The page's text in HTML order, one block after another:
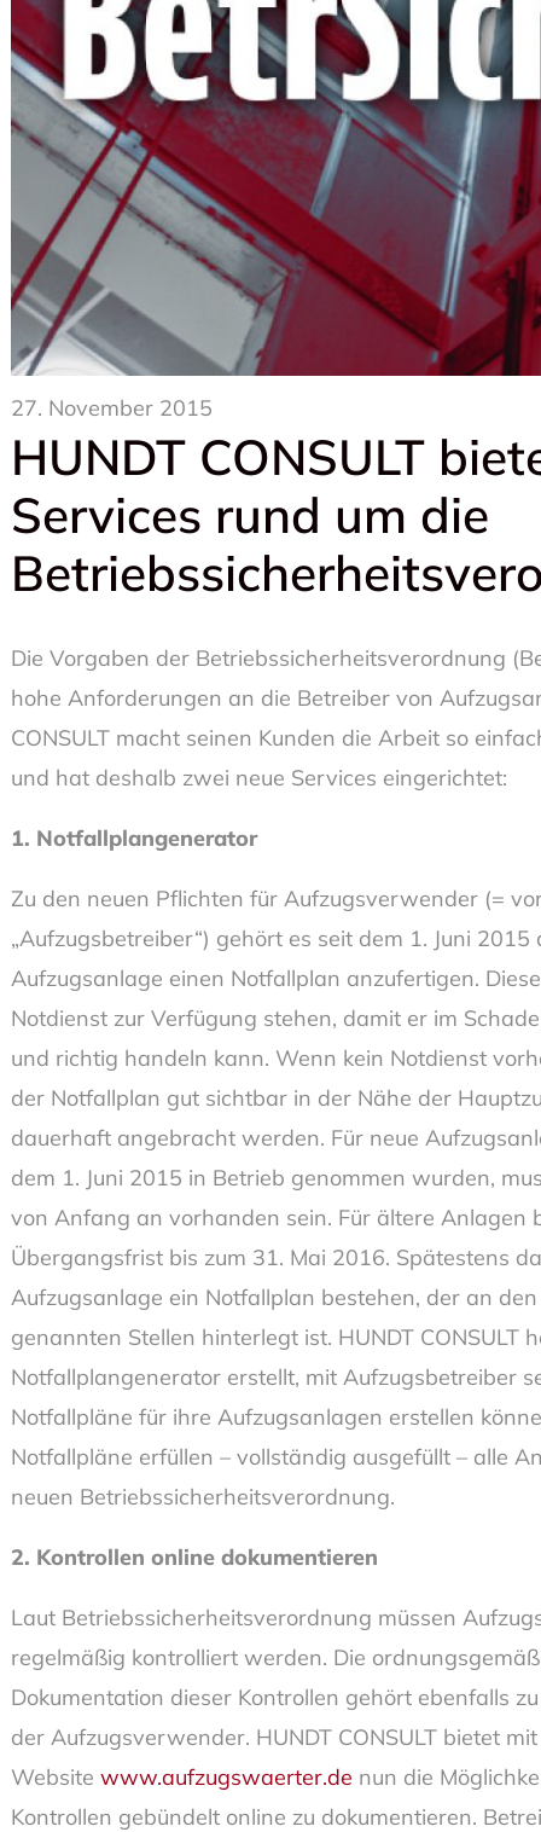
27. November 2015
HUNDT CONSULT
Services rund um die
Die Vorgaben der Betriebssicherheitsverordnung
hohe Anforderungen an die Betreiber von
CONSULT macht seinen Kunden die Arbeit so
und hat deshalb zwei neue Services eingerichtet:
1. Notfallplangenerator
Zu den neuen Pflichten für Aufzugsverwender (=
„Aufzugsbetreiber“) gehört es seit dem 1. Juni 2015
Aufzugsanlage einen Notfallplan anzufertigen.
Notdienst zur Verfügung stehen, damit er im
und richtig handeln kann. Wenn kein Notdienst
der Notfallplan gut sichtbar in der Nähe der
dauerhaft angebracht werden. Für neue
dem 1. Juni 2015 in Betrieb genommen wurden,
von Anfang an vorhanden sein. Für ältere Anlagen
Übergangsfrist bis zum 31. Mai 2016. Spätestens
Aufzugsanlage ein Notfallplan bestehen, der an
genannten Stellen hinterlegt ist. HUNDT CONSULT
Notfallplangenerator erstellt, mit Aufzugsbetreiber
Notfallpläne für ihre Aufzugsanlagen erstellen
Notfallpläne erfüllen – vollständig ausgefüllt – alle
neuen Betriebssicherheitsverordnung.
2. Kontrollen online dokumentieren
Laut Betriebssicherheitsverordnung müssen
regelmäßig kontrolliert werden. Die
Dokumentation dieser Kontrollen gehört ebenfalls
der Aufzugsverwender. HUNDT CONSULT bietet
Website www.aufzugswaerter.de nun die
Kontrollen gebündelt online zu dokumentieren.